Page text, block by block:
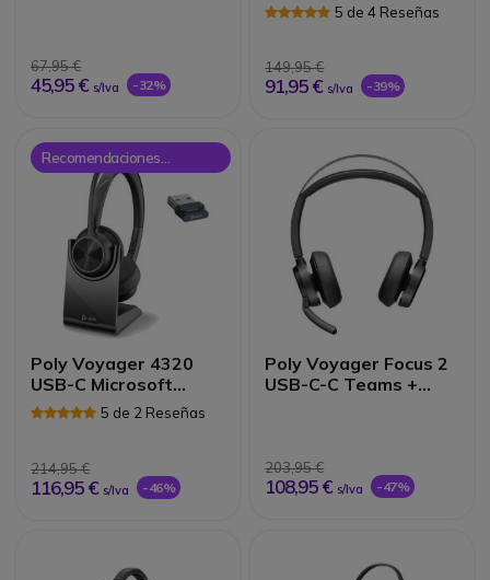
67,95 €
45,95 € s/Iva -32%
5 de 4 Reseñas
149,95 €
91,95 € s/Iva -39%
Recomendaciones
Onedirect
Poly Voyager 4320
USB-C Microsoft
Teams + Base de
carga
5 de 2 Reseñas
214,95 €
116,95 € s/Iva -46%
Poly Voyager Focus 2
USB-C-C Teams +
203,95 €
108,95 € s/Iva -47%